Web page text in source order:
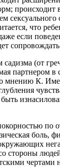
происходит
что
если
(от
партнером в
мнению К.
по
боль,
стороны
чертами